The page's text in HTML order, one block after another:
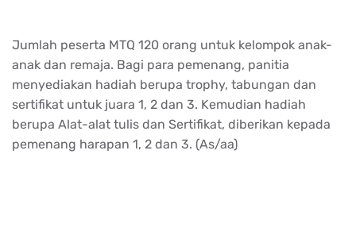
Jumlah peserta MTQ 120 orang untuk kelompok anak-
anak dan remaja. Bagi para pemenang, panitia
menyediakan hadiah berupa trophy, tabungan dan
sertifikat untuk juara 1, 2 dan 3. Kemudian hadiah
berupa Alat-alat tulis dan Sertifikat, diberikan kepada
pemenang harapan 1, 2 dan 3. (As/aa)